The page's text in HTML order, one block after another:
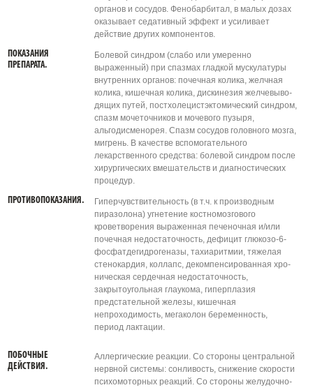
органов и сосудов. Фенобарбитал, в малых дозах
оказывает седативный эффект и усиливает
действие других компонентов.
ПОКАЗАНИЯ
ПРЕПАРАТА.
Болевой синдром (слабо или умеренно
выраженный) при спазмах гладкой мускулатуры
внутренних органов: почечная колика, желчная
колика, кишечная колика, дискинезия желчевыво-
дящих путей, постхолецистэктомический синдром,
спазм мочеточников и мочевого пузыря,
альгодисменорея. Спазм сосудов головного мозга,
мигрень. В качестве вспомогательного
лекарственного средства: болевой синдром после
хирургических вмешательств и диагностических
процедур.
ПРОТИВОПОКАЗАНИЯ.
Гиперчувствительность (в т.ч. к производным
пиразолона) угнетение костномозгового
кроветворения выраженная печеночная и/или
почечная недостаточность, дефицит глюкозо-6-
фосфатдегидрогеназы, тахиаритмии, тяжелая
стенокардия, коллапс, декомпенсированная хро-
ническая сердечная недостаточность,
закрытоугольная глаукома, гиперплазия
предстательной железы, кишечная
непроходимость, мегаколон беременность,
период лактации.
ПОБОЧНЫЕ
ДЕЙСТВИЯ.
Аллергические реакции. Со стороны центральной
нервной системы: сонливость, снижение скорости
психомоторных реакций. Со стороны желудочно-